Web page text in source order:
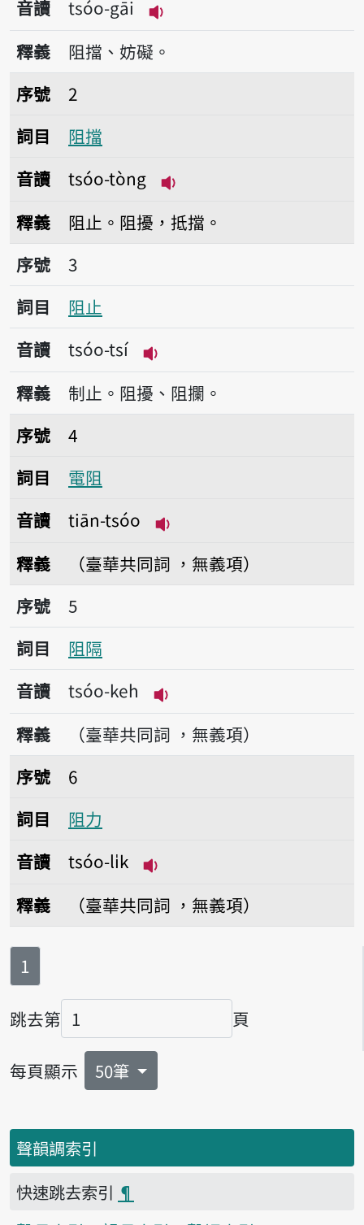
音讀
tsóo-gāi
播放音讀tsóo-gāi
釋義
阻擋、妨礙。
序號2阻擋
序號
2
詞目
阻擋
音讀
tsóo-tòng
釋義
阻止。阻擾，抵擋。
序號3阻止
序號
3
詞目
阻止
音讀
tsóo-tsí
播放音讀tsóo-tsí
釋義
制止。阻擾、阻攔。
序號4電阻
序號
4
詞目
電阻
音讀
tiān-tsóo
釋義
（臺華共同詞 ，無義項）
序號5阻隔
序號
5
詞目
阻隔
音讀
tsóo-keh
播放音讀tsóo-keh
釋義
（臺華共同詞 ，無義項）
序號6阻力
序號
6
詞目
阻力
音讀
tsóo-li̍k
釋義 （臺華共同詞 ，無義項）
第
1
跳去第
頁碼
頁
每頁顯示 50筆
聲韻調索引
快速跳去索引 ¶